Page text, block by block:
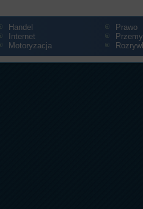
Handel
Internet
Motoryzacja
Prawo